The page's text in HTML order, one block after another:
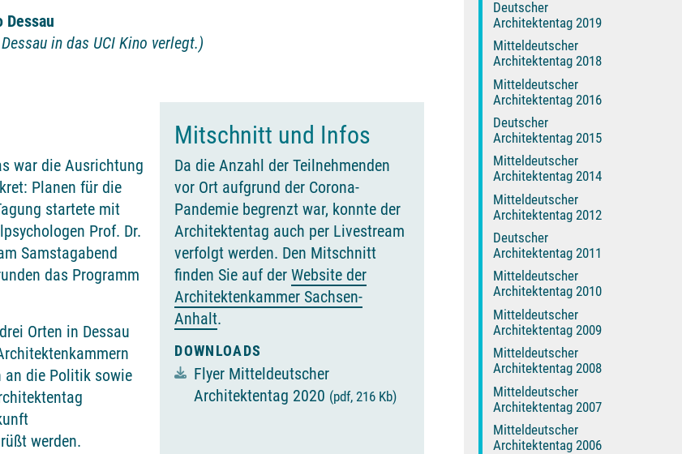
Dessau
in das UCI Kino verlegt.)
war die Ausrichtung
Planen für die
startete mit
Prof. Dr.
Samstagabend
das Programm
Orten in Dessau
an die Politik sowie
werden.
Mitschnitt und Infos
Da die Anzahl der Teilnehmenden
vor Ort aufgrund der Corona-
Pandemie begrenzt war, konnte der
Architektentag auch per Livestream
verfolgt werden. Den Mitschnitt
finden Sie auf derWebsite der
Architektenkammer Sachsen-
Anhalt.
DOWNLOADS
Flyer Mitteldeutscher
Architektentag 2020 (pdf, 216 Kb)
Deutscher
Architektentag 2019
Mitteldeutscher
Architektentag 2018
Mitteldeutscher
Architektentag 2016
Deutscher
Architektentag 2015
Mitteldeutscher
Architektentag 2014
Mitteldeutscher
Architektentag 2012
Deutscher
Architektentag 2011
Mitteldeutscher
Architektentag 2010
Mitteldeutscher
Architektentag 2009
Mitteldeutscher
Architektentag 2008
Mitteldeutscher
Architektentag 2007
Mitteldeutscher
Architektentag 2006